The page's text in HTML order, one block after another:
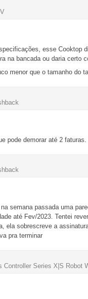
esse Cooktop
na bancada ou daria certo
menor que o tamanho do
pode demorar até 2 faturas.
semana passada uma
até Fev/2023. Tentei
ela sobrescreve a
pra terminar
Series X|S Robot